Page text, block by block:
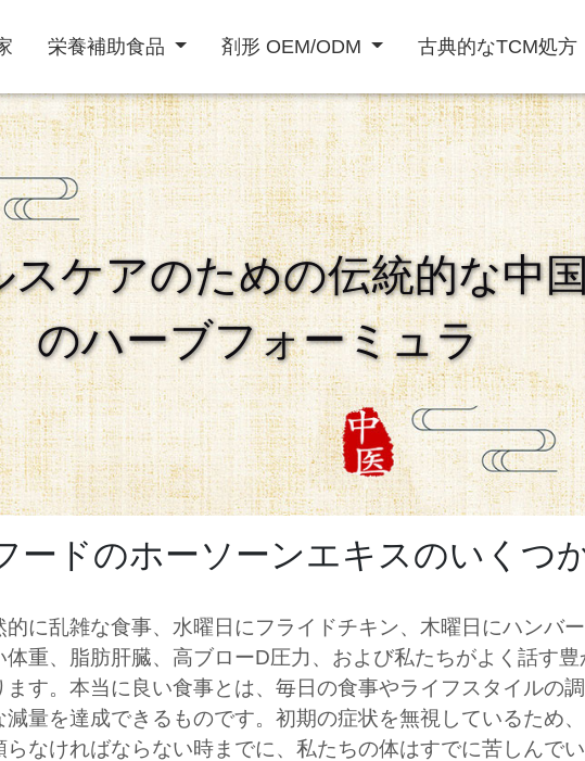
栄養補助食品 剤形 OEM/ODM 古典的なTCM処方
メント 免疫力を高める 精欲増強男性 心臓血管治療 睡眠
粉末飲料 液体飲料 テ
スケアのための伝統的な中
のハーブフォーミュラ
ードのホーソーンエキスのいくつ
に乱雑な食事、水曜日にフライドチキン、木曜日にハンバ
重、脂肪肝臓、高ブローD圧力、および私たちがよく話す
す。本当に良い食事とは、毎日の食事やライフスタイルの
量を達成できるものです。初期の症状を無視しているため
なければならない時までに、私たちの体はすでに苦しんでい